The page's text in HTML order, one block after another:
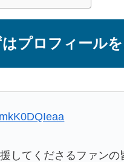
プロフィール
してくださるファン